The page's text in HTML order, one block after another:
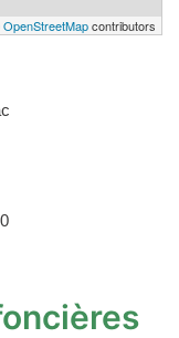
OpenStreetMapcontributors